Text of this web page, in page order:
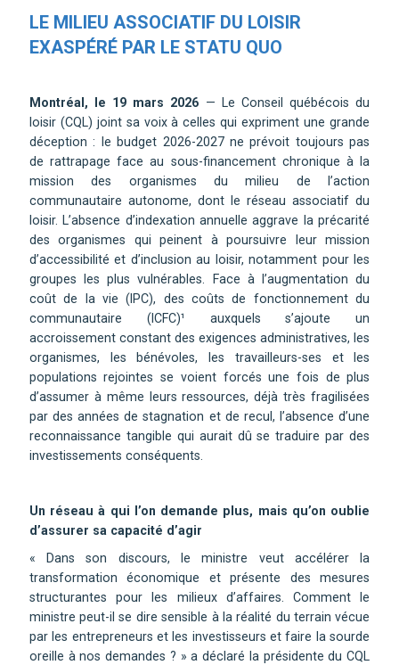
LE MILIEU ASSOCIATIF DU LOISIR
EXASPÉRÉ PAR LE STATU QUO
Montréal, le 19 mars 2026 — Le Conseil québécois du
loisir (CQL) joint sa voix à celles qui expriment une grande
déception : le budget 2026-2027 ne prévoit toujours pas
de rattrapage face au sous-financement chronique à la
mission des organismes du milieu de l’action
communautaire autonome, dont le réseau associatif du
loisir. L’absence d’indexation annuelle aggrave la précarité
des organismes qui peinent à poursuivre leur mission
d’accessibilité et d’inclusion au loisir, notamment pour les
groupes les plus vulnérables. Face à l’augmentation du
coût de la vie (IPC), des coûts de fonctionnement du
communautaire (ICFC)¹ auxquels s’ajoute un
accroissement constant des exigences administratives, les
organismes, les bénévoles, les travailleurs-ses et les
populations rejointes se voient forcés une fois de plus
d’assumer à même leurs ressources, déjà très fragilisées
par des années de stagnation et de recul, l’absence d’une
reconnaissance tangible qui aurait dû se traduire par des
investissements conséquents.
Un réseau à qui l’on demande plus, mais qu’on oublie
d’assurer sa capacité d’agir
« Dans son discours, le ministre veut accélérer la
transformation économique et présente des mesures
structurantes pour les milieux d’affaires. Comment le
ministre peut-il se dire sensible à la réalité du terrain vécue
par les entrepreneurs et les investisseurs et faire la sourde
oreille à nos demandes ? » a déclaré la présidente du CQL